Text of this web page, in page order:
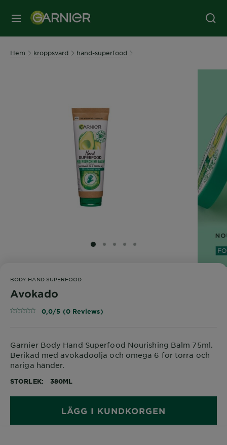
MENY
Hem kroppsvard hand-superfood
SLIDE 1
SLIDE 2
SLIDE 3
SLIDE 4
SLIDE 5
BODY HAND SUPERFOOD
Avokado
0,0/5 (0 Reviews)
Garnier Body Hand Superfood Nourishing Balm 75ml.
Berikad med avokadoolja och omega 6 för torra och
nariga händer.
STORLEK 380ML
LÄGG I KUNDKORGEN